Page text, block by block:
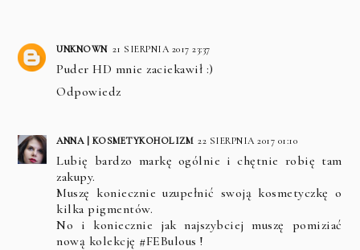
UNKNOWN 21 SIERPNIA 2017 23:37
Puder HD mnie zaciekawił :)
Odpowiedz
ANNA | KOSMETYKOHOLIZM 22 SIERPNIA 2017 01:10
Lubię bardzo markę ogólnie i chętnie robię tam
zakupy.
Muszę koniecznie uzupełnić swoją kosmetyczkę o
kilka pigmentów.
No i koniecznie jak najszybciej muszę pomiziać
nową kolekcję #FEBulous !